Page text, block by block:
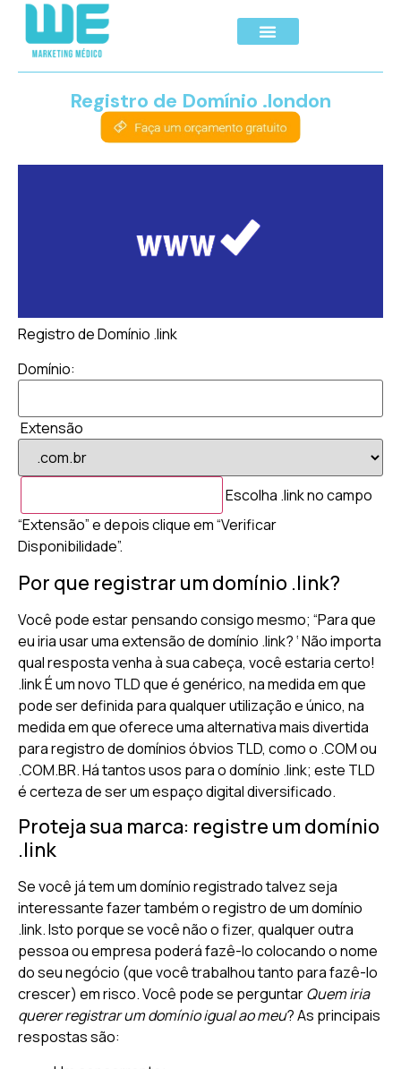
Registro de Domínio .london
Registro de Domínio .link
Domínio:
Extensão
Escolha .link no campo
“Extensão” e depois clique em “Verificar
Disponibilidade”.
Por que registrar um domínio .link?
Você pode estar pensando consigo mesmo; “Para que
eu iria usar uma extensão de domínio .link? ‘ Não importa
qual resposta venha à sua cabeça, você estaria certo!
.link É um novo TLD que é genérico, na medida em que
pode ser definida para qualquer utilização e único, na
medida em que oferece uma alternativa mais divertida
para registro de domínios óbvios TLD, como o .COM ou
.COM.BR. Há tantos usos para o domínio .link; este TLD
é certeza de ser um espaço digital diversificado.
Proteja sua marca: registre um domínio
.link
Se você já tem um domínio registrado talvez seja
interessante fazer também o registro de um domínio
.link. Isto porque se você não o fizer, qualquer outra
pessoa ou empresa poderá fazê-lo colocando o nome
do seu negócio (que você trabalhou tanto para fazê-lo
crescer) em risco. Você pode se perguntarQuem iria
querer registrar um domínio igual ao meu? As principais
respostas são: